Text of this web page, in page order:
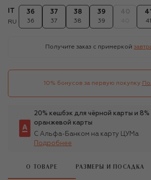
RU
36
36
37
37
38
38
39
39
41
41
Получите заказ с примеркой
10% бонусов за первую покупку
20% кешбэк для чёрной карты и
оранжевой карты
С Альфа-Банком на карту ЦУМа
Подробнее
О ТОВАРЕ РАЗМЕРЫ И ПОСАДКА